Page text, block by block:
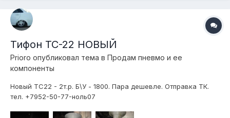
Тифон ТС-22 НОВЫЙ
Prioro опубликовал тема в Продам пневмо и ее
компоненты
Новый ТС22 - 2т.р. Б\У - 1800. Пара дешевле. Отправка ТК.
тел. +7952-50-77-ноль07